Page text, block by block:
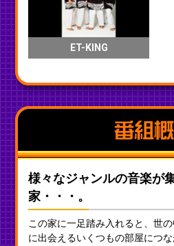
ET-KING
番組
様々なジャンルの⾳楽が
家・・・。
この家に⼀⾜踏み⼊れると、世
に出会えるいくつもの部屋につな